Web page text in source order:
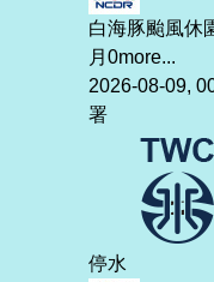
白海豚颱風休
月0more...
2026-08-09,
署
停水